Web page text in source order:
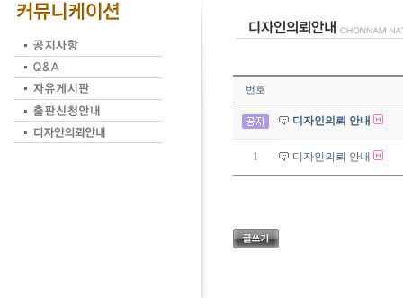
번호
디자인의뢰 안내
1 디자인의뢰 안내